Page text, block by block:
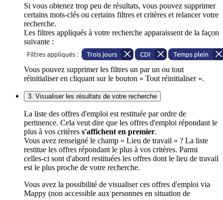
Si vous obtenez trop peu de résultats, vous pouvez supprimer
certains mots-clés ou certains filtres et critères et relancer votre
recherche.
Les filtres appliqués à votre recherche apparaissent de la façon
suivante :
Vous pouvez supprimer les filtres un par un ou tout
réinitialiser en cliquant sur le bouton « Tout réinitialiser ».
3. Visualiser les résultats de votre recherche
La liste des offres d'emploi est restituée par ordre de
pertinence. Cela veut dire que les offres d'emploi répondant le
plus à vos critères s'affichent en premier.
Vous avez renseigné le champ « Lieu de travail » ? La liste
restitue les offres répondant le plus à vos critères. Parmi
celles-ci sont d'abord restituées les offres dont le lieu de travail
est le plus proche de votre recherche.
Vous avez la possibilité de visualiser ces offres d'emploi via
Mappy (non accessible aux personnes en situation de